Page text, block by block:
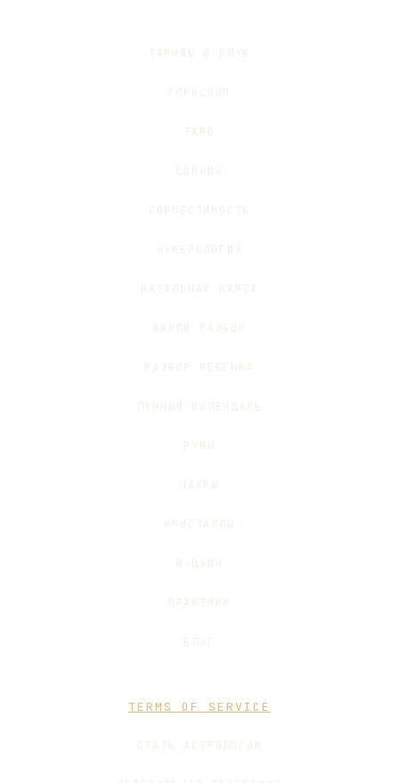
ТАРИФЫ И КЛУБ
ГОРОСКОП
ТАРО
СОННИК
СОВМЕСТИМОСТЬ
НУМЕРОЛОГИЯ
НАТАЛЬНАЯ КАРТА
ЖИВОЙ РАЗБОР
РАЗБОР РЕБЁНКА
ЛУННЫЙ КАЛЕНДАРЬ
РУНЫ
ЧАКРЫ
КРИСТАЛЛЫ
И-ЦЗИН
ПРАКТИКИ
БЛОГ
TERMS OF SERVICE
СТАТЬ АСТРОЛОГОМ